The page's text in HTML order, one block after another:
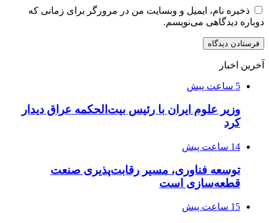
ذخیره نام، ایمیل و وبسایت من در مرورگر برای زمانی که
دوباره دیدگاهی می‌نویسم.
آخرین اخبار
5 ساعت پیش
وزیر علوم ایران با رئیس بیت‌الحکمه عراق دیدار
کرد
14 ساعت پیش
توسعه فناوری، مسیر رقابت‌پذیری صنعت
قطعه‌سازی است
15 ساعت پیش